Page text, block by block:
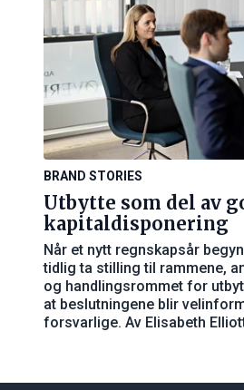
BRAND STORIES
Utbytte som del av
kapitaldisponering
Når et nytt regnskapsår
tidlig ta stilling til rammene,
og handlingsrommet for
at beslutningene blir
forsvarlige. Av Elisabeth